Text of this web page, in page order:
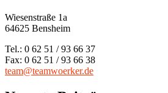
Wiesenstraße 1a
64625 Bensheim
Tel.: 0 62 51 / 93 66 37
Fax: 0 62 51 / 93 66 38
team@teamwoerker.de